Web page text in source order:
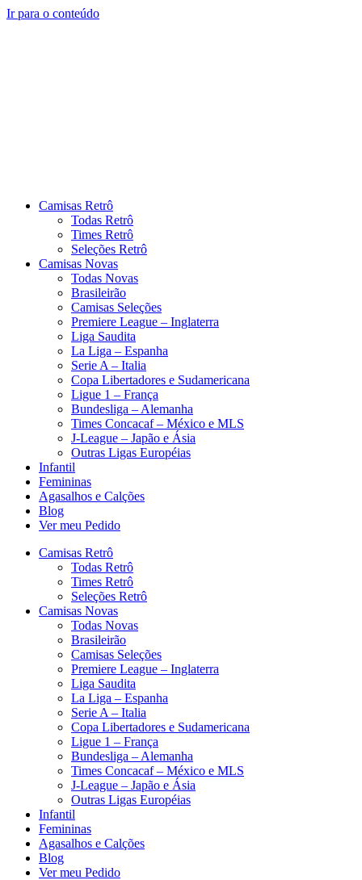
Ir para o conteúdo
Camisas Retrô
Todas Retrô
Times Retrô
Seleções Retrô
Camisas Novas
Todas Novas
Brasileirão
Camisas Seleções
Premiere League – Inglaterra
Liga Saudita
La Liga – Espanha
Serie A – Italia
Copa Libertadores e Sudamericana
Ligue 1 – França
Bundesliga – Alemanha
Times Concacaf – México e MLS
J-League – Japão e Ásia
Outras Ligas Européias
Infantil
Femininas
Agasalhos e Calções
Blog
Ver meu Pedido
Camisas Retrô
Todas Retrô
Times Retrô
Seleções Retrô
Camisas Novas
Todas Novas
Brasileirão
Camisas Seleções
Premiere League – Inglaterra
Liga Saudita
La Liga – Espanha
Serie A – Italia
Copa Libertadores e Sudamericana
Ligue 1 – França
Bundesliga – Alemanha
Times Concacaf – México e MLS
J-League – Japão e Ásia
Outras Ligas Européias
Infantil
Femininas
Agasalhos e Calções
Blog
Ver meu Pedido